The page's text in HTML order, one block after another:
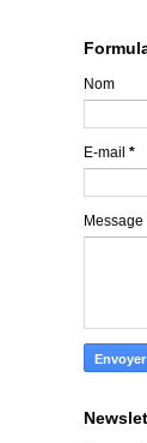
Nom
E-mail *
Message